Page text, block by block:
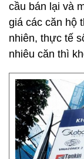
cầu bán lại và
giá các căn hộ
nhiên, thực tế
nhiêu căn thì